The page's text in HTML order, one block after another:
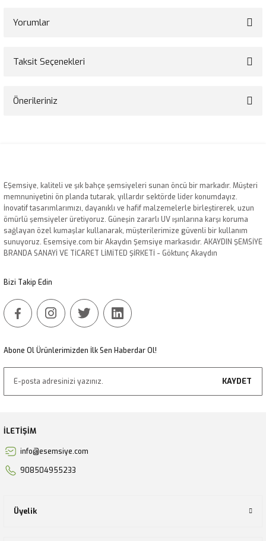
Yorumlar
Taksit Seçenekleri
Önerileriniz
Ürün resmi kalitesiz, bozuk veya görüntülenemiyor.
Ürün açıklamasında eksik bilgiler bulunuyor.
Ürün bilgilerinde hatalar bulunuyor.
Ürün fiyatı diğer sitelerden daha pahalı.
EŞemsiye, kaliteli ve şık bahçe şemsiyeleri sunan öncü bir markadır. Müşteri
memnuniyetini ön planda tutarak, yıllardır sektörde lider konumdayız.
İnovatif tasarımlarımızı, dayanıklı ve hafif malzemelerle birleştirerek, uzun
ömürlü şemsiyeler üretiyoruz. Güneşin zararlı UV ışınlarına karşı koruma
sağlayan özel kumaşlar kullanarak, müşterilerimize güvenli bir kullanım
sunuyoruz. Esemsiye.com bir Akaydın Şemsiye markasıdır. AKAYDIN ŞEMSİYE
BRANDA SANAYİ VE TİCARET LİMİTED ŞİRKETİ - Göktunç Akaydın
Bizi Takip Edin
Abone Ol Ürünlerimizden İlk Sen Haberdar Ol!
KAYDET
İLETİŞİM
info@esemsiye.com
908504955233
Üyelik